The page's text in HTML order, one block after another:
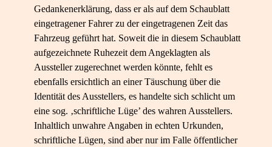
Gedankenerklärung, dass er als auf dem Schaublatt
eingetragener Fahrer zu der eingetragenen Zeit das
Fahrzeug geführt hat. Soweit die in diesem Schaublatt
aufgezeichnete Ruhezeit dem Angeklagten als
Aussteller zugerechnet werden könnte, fehlt es
ebenfalls ersichtlich an einer Täuschung über die
Identität des Ausstellers, es handelte sich schlicht um
eine sog. ‚schriftliche Lüge’ des wahren Ausstellers.
Inhaltlich unwahre Angaben in echten Urkunden,
schriftliche Lügen, sind aber nur im Falle öffentlicher